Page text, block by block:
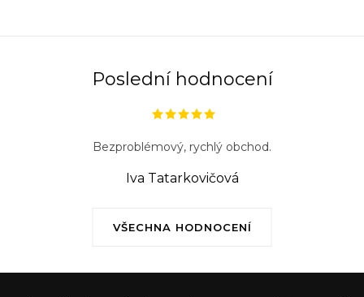
Poslední hodnocení
VŠECHNA HODNOCENÍ
Bezproblémový, rychlý obchod.
Iva Tatarkovičová